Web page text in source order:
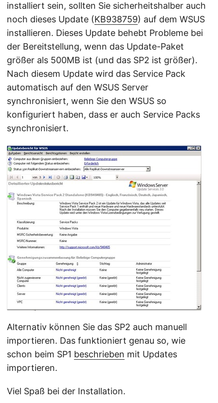
installiert sein, sollten Sie sicherheitshalber auch
noch dieses Update (KB938759) auf dem WSUS
installieren. Dieses Update behebt Probleme bei
der Bereitstellung, wenn das Update-Paket
größer als 500MB ist (und das SP2 ist größer).
Nach diesem Update wird das Service Pack
automatisch auf den WSUS Server
synchronisiert, wenn Sie den WSUS so
konfiguriert haben, dass er auch Service Packs
synchronisiert.
Alternativ können Sie das SP2 auch manuell
importieren. Das funktioniert genau so, wie
schon beim SP1 beschrieben mit Updates
importieren.
Viel Spaß bei der Installation.